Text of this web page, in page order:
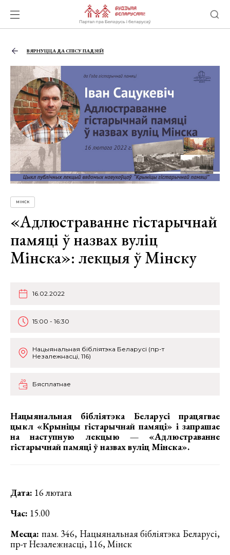
ВЯРНУЦЦА ДА СПІСУ ПАДЗЕЙ
МІНСК
«Адлюстраванне гістарычнай
памяці ў назвах вуліц
Мінска»: лекцыя ў Мінску
16.02.2022
15:00 - 16:30
Нацыянальная бібліятэка Беларусі (пр-т
Незалежнасці, 116)
Бясплатнае
Нацыянальная бібліятэка Беларусі працягвае
цыкл «Крыніцы гістарычнай памяці» і запрашае
на наступную лекцыю — «Адлюстраванне
гістарычнай памяці ў назвах вуліц Мінска».
Дата: 16 лютага
Час: 15.00
Месца: пам. 346, Нацыянальная бібліятэка Беларусі,
пр-т Незалежнасці, 116, Мінск